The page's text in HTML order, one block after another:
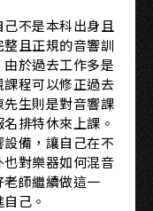
不是本科出身且
且正規的音響訓
於過去工作多是
程可以修正過去
生則是對音響課
排特休來上課。
備，讓自己在不
對樂器如何混音
師繼續做這一
己。